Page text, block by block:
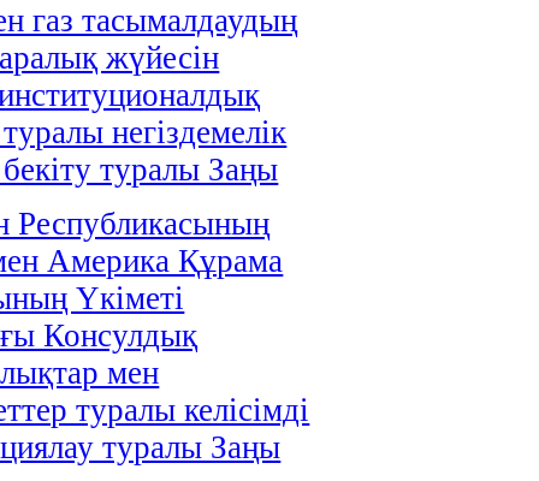
газ тасымалдаудың
жүйесін
туралы негіздемелік
бекіту туралы Заңы
Республикасының
Америка Құрама
Үкіметі
Консулдық
мен
туралы келісімді
туралы Заңы